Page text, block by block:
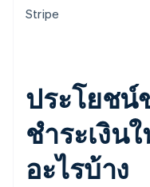
Stripe
ประโยชน์
ชำระเงิน
อะไรบ้าง